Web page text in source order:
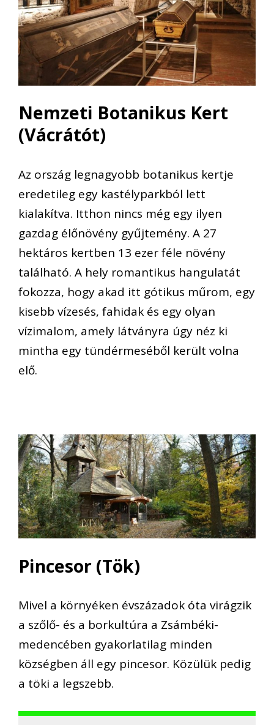
Nemzeti Botanikus Kert
(Vácrátót)
Az ország legnagyobb botanikus kertje
eredetileg egy kastélyparkból lett
kialakítva. Itthon nincs még egy ilyen
gazdag élőnövény gyűjtemény. A 27
hektáros kertben 13 ezer féle növény
található. A hely romantikus hangulatát
fokozza, hogy akad itt gótikus műrom, egy
kisebb vízesés, fahidak és egy olyan
vízimalom, amely látványra úgy néz ki
mintha egy tündérmeséből került volna
elő.
Pincesor (Tök)
Mivel a környéken évszázadok óta virágzik
a szőlő- és a borkultúra a Zsámbéki-
medencében gyakorlatilag minden
községben áll egy pincesor. Közülük pedig
a töki a legszebb.